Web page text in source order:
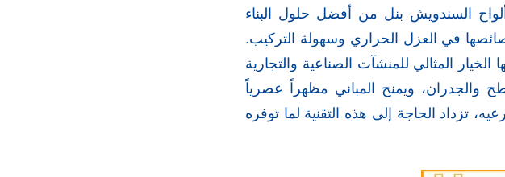
السندويش بنل من أفضل حلول البناء
في العزل الحراري وسهولة التركيب.
المثالي للمنشآت الصناعية والتجارية
ويمنح المباني مظهراً عصرياً
تزداد الحاجة إلى هذه التقنية لما توفره